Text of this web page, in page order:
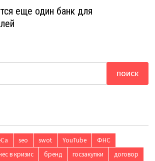
еще один банк для
seo swot YouTube
ФНС
в кризис бренд госзакупки
договор